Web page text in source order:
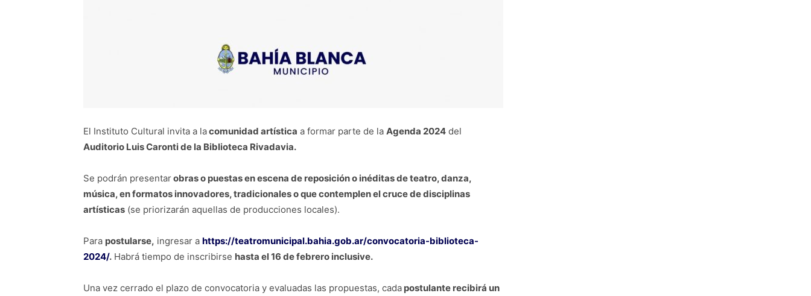
El Instituto Cultural invita a lacomunidad artística a formar parte de la Agenda 2024 del
Auditorio Luis Caronti de la Biblioteca Rivadavia.
Se podrán presentarobras o puestas en escena de reposición o inéditas de teatro, danza,
música, en formatos innovadores, tradicionales o que contemplen el cruce de disciplinas
artísticas (se priorizarán aquellas de producciones locales).
Para postularse, ingresar a https://teatromunicipal.bahia.gob.ar/convocatoria-biblioteca-
2024/. Habrá tiempo de inscribirse hasta el 16 de febrero inclusive.
Una vez cerrado el plazo de convocatoria y evaluadas las propuestas, cada postulante recibirá un